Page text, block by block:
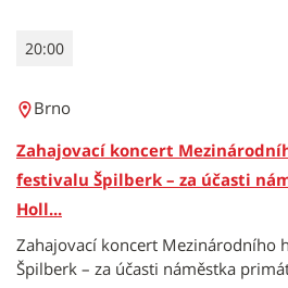
20:00
Brno
Zahajovací koncert
festivalu Špilberk – za účasti
Holl...
Zahajovací koncert Mezinárodního
Špilberk – za účasti náměstka